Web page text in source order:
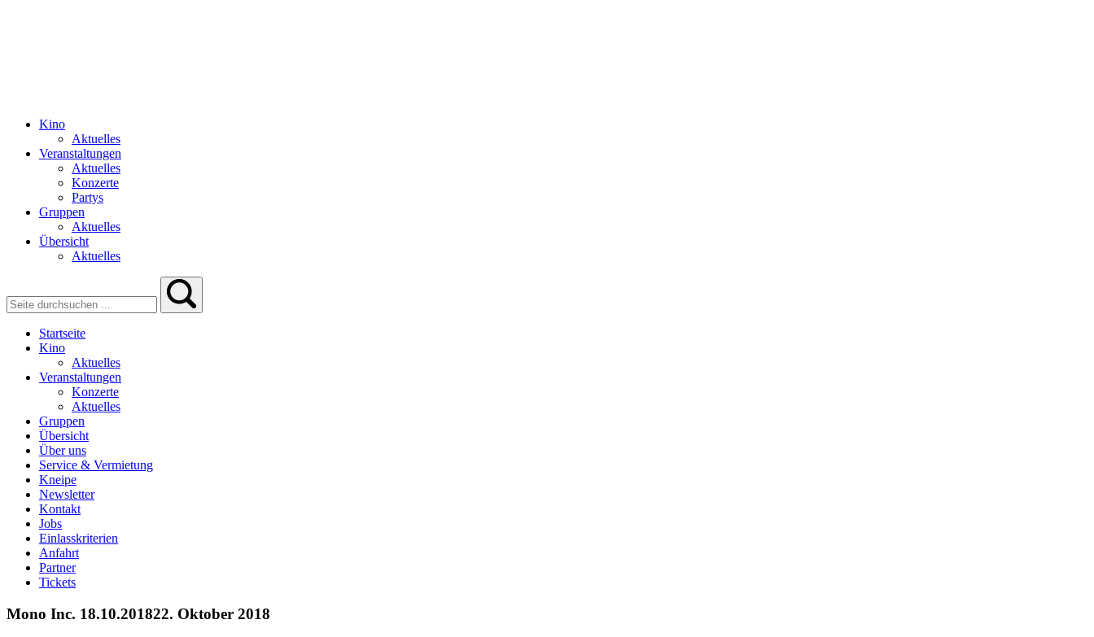
Kino
Aktuelles
Veranstaltungen
Aktuelles
Konzerte
Partys
Gruppen
Aktuelles
Übersicht
Aktuelles
Startseite
Kino
Aktuelles
Veranstaltungen
Konzerte
Aktuelles
Gruppen
Übersicht
Über uns
Service & Vermietung
Kneipe
Newsletter
Kontakt
Jobs
Einlasskriterien
Anfahrt
Partner
Tickets
Mono Inc. 18.10.201822. Oktober 2018